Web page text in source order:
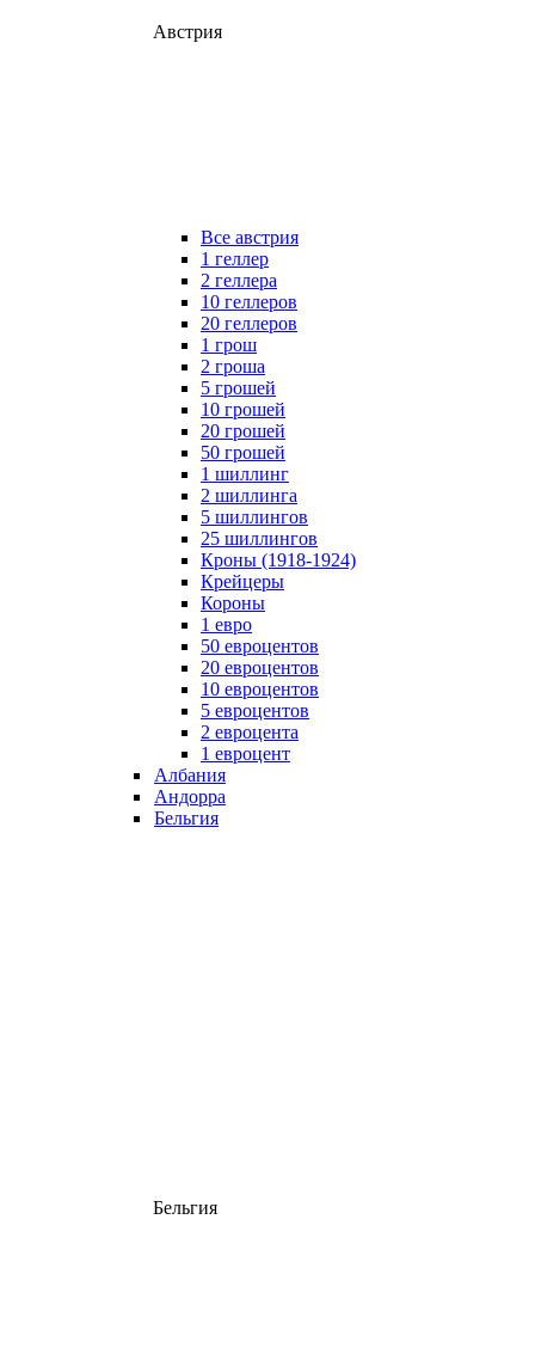
Австрия
Все австрия
1 геллер
2 геллера
10 геллеров
20 геллеров
1 грош
2 гроша
5 грошей
10 грошей
20 грошей
50 грошей
1 шиллинг
2 шиллинга
5 шиллингов
25 шиллингов
Кроны (1918-1924)
Крейцеры
Короны
1 евро
50 евроцентов
20 евроцентов
10 евроцентов
5 евроцентов
2 евроцента
1 евроцент
Албания
Андорра
Бельгия
Бельгия